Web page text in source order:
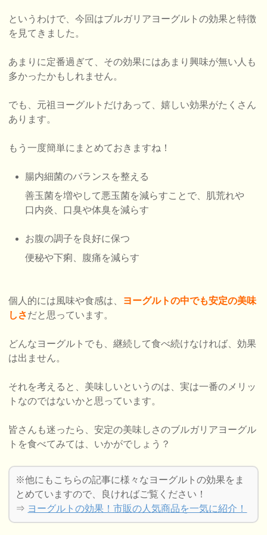
というわけで、今回はブルガリアヨーグルトの効果と特徴
を見てきました。
あまりに定番過ぎて、その効果にはあまり興味が無い人も
多かったかもしれません。
でも、元祖ヨーグルトだけあって、嬉しい効果がたくさん
あります。
もう一度簡単にまとめておきますね！
腸内細菌のバランスを整える
善玉菌を増やして悪玉菌を減らすことで、肌荒れや
口内炎、口臭や体臭を減らす
お腹の調子を良好に保つ
便秘や下痢、腹痛を減らす
個人的には風味や食感は、 ヨーグルトの中でも安定の美味
しさだと思っています。
どんなヨーグルトでも、継続して食べ続けなければ、効果
は出ません。
それを考えると、美味しいというのは、実は一番のメリッ
トなのではないかと思っています。
皆さんも迷ったら、安定の美味しさのブルガリアヨーグル
トを食べてみては、いかがでしょう？
※他にもこちらの記事に様々なヨーグルトの効果をま
とめていますので、良ければご覧ください！
⇒ ヨーグルトの効果！市販の人気商品を一気に紹介！